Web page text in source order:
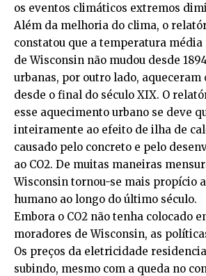
os eventos climáticos extremos
Além da melhoria do clima, o
constatou que a temperatura média
de Wisconsin não mudou desde
urbanas, por outro lado, aqueceram
desde o final do século XIX. O
esse aquecimento urbano se deve
inteiramente ao efeito de ilha de
causado pelo concreto e pelo
ao CO2. De muitas maneiras
Wisconsin tornou-se mais propício
humano ao longo do último século.
Embora o CO2 não tenha colocado
moradores de Wisconsin, as
Os preços da eletricidade
subindo, mesmo com a queda no